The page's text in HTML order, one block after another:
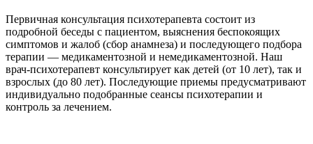
Первичная консультация психотерапевта состоит из
подробной беседы с пациентом, выяснения беспокоящих
симптомов и жалоб (сбор анамнеза) и последующего подбора
терапии — медикаментозной и немедикаментозной. Наш
врач-психотерапевт консультирует как детей (от 10 лет), так и
взрослых (до 80 лет). Последующие приемы предусматривают
индивидуально подобранные сеансы психотерапии и
контроль за лечением.